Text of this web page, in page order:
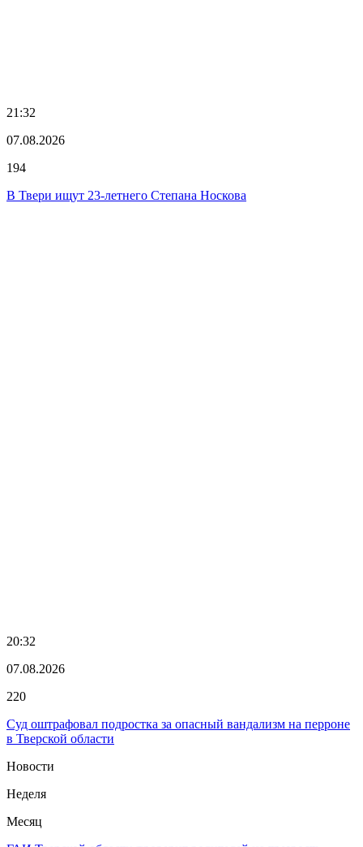
21:32
07.08.2026
194
В Твери ищут 23-летнего Степана Носкова
20:32
07.08.2026
220
Суд оштрафовал подростка за опасный вандализм на перроне
в Тверской области
Новости
Неделя
Месяц